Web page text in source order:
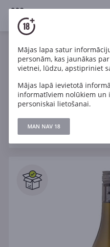
18+
Vācija Pinot Noir
Sauvignon Blanc Sauss
Filtri
Visi
Mājas lapa satur
personām, kas jaunākas
vietnei, lūdzu, apstipriniet
Mājas lapā ievietotā
informatīviem nolūkiem un
personiskai lietošanai.
MAN NAV 18